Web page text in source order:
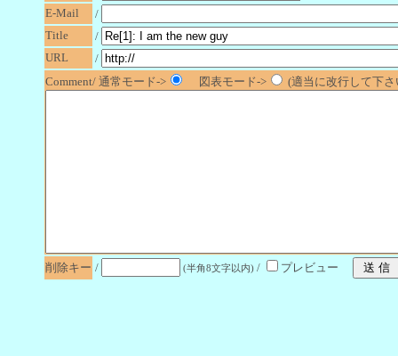
E-Mail
/
Title
/
URL
/
Comment/ 通常モード->
図表モード-> (適当に改行して下
削除キー / (半角8文字以内) / プレビュー